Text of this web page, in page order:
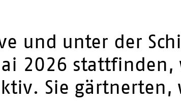
und unter der
2026 stattfinden,
Sie